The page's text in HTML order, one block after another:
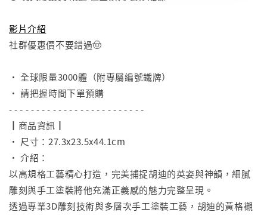
影片介紹
社群優惠價不要錯過🤠
• 全球限量3000體（附專屬編號鐵牌）
• 請把握時間下單預購
- - - - - - - - - - - - - - - - - - - - - - - - -
┃商品資訊┃
• 尺寸：27.3x23.5x44.1cm
• 介紹：
以高規格工藝精心打造，完美捕捉胡迪的英姿與神韻，細膩
雕刻與手工塗裝將他充滿正義感的魅力完整呈現。
透過專業3D雕刻技術與多層次手工塗裝工藝，胡迪的黃格襯